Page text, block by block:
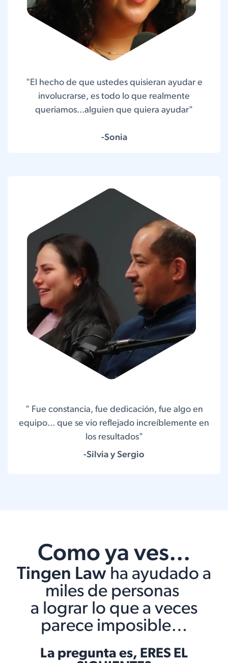
"El hecho de que ustedes quisieran ayudar e
involucrarse, es todo lo que realmente
queriamos...alguien que quiera ayudar"
-Sonia
" Fue constancia, fue dedicación, fue algo en
equipo... que se vio reflejado increíblemente en
los resultados"
-Silvia y Sergio
Como ya ves...
Tingen Law ha ayudado a
miles de personas
a lograr lo que a veces
parece imposible…
La pregunta es, ERES EL